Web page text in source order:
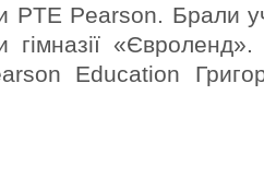
PTE Pearson. Брали
Education